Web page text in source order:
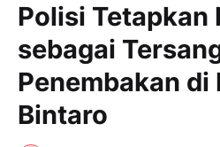
Polisi Tetapkan
sebagai
Penembakan di
Bintaro